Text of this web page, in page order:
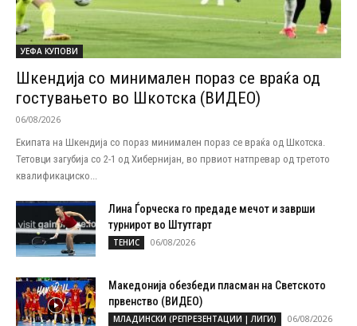
УЕФА КУПОВИ
Шкендија со минимален пораз се враќа од
гостувањето во Шкотска (ВИДЕО)
06/08/2026
Екипата на Шкендија со пораз минимален пораз се враќа од Шкотска.
Тетовци загубија со 2-1 од Хибернијан, во првиот натпревар од третото
квалификациско...
Лина Ѓорческа го предаде мечот и заврши
турнирот во Штутгарт
ТЕНИС 06/08/2026
Македонија обезбеди пласман на Светското
првенство (ВИДЕО)
МЛАДИНСКИ (РЕПРЕЗЕНТАЦИИ | ЛИГИ) 06/08/2026